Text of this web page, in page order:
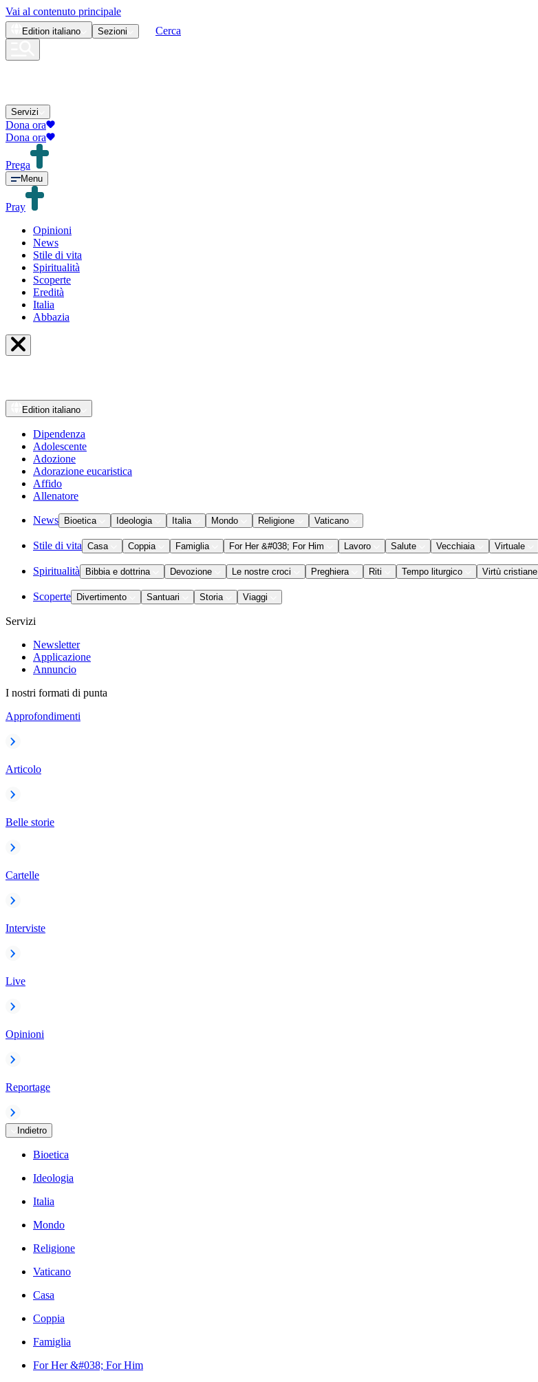
Vai al contenuto principale
Edition italiano Sezioni Cerca
Servizi
Dona ora
Dona ora
Prega
Menu
Pray
Opinioni
News
Stile di vita
Spiritualità
Scoperte
Eredità
Italia
Abbazia
Edition italiano
Dipendenza
Adolescente
Adozione
Adorazione eucaristica
Affido
Allenatore
News Bioetica Ideologia Italia Mondo Religione Vaticano
Stile di vita Casa Coppia Famiglia For Her &#038; For Him Lavoro Salute Vecchiaia Virtuale
Spiritualità Bibbia e dottrina Devozione Le nostre croci Preghiera Riti Tempo liturgico Virtù cristiane
Scoperte Divertimento Santuari Storia Viaggi
Servizi
Newsletter
Applicazione
Annuncio
I nostri formati di punta
Approfondimenti
Articolo
Belle storie
Cartelle
Interviste
Live
Opinioni
Reportage
Indietro
Bioetica
Ideologia
Italia
Mondo
Religione
Vaticano
Casa
Coppia
Famiglia
For Her &#038; For Him